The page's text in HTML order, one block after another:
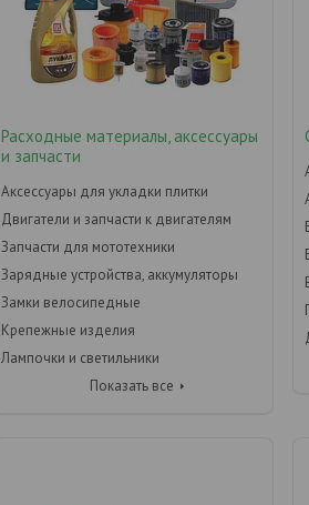
Расходные материалы, аксессуары
и запчасти
Аксессуары для укладки плитки
Двигатели и запчасти к двигателям
Запчасти для мототехники
Зарядные устройства, аккумуляторы
Замки велосипедные
Крепежные изделия
Лампочки и светильники
Показать все